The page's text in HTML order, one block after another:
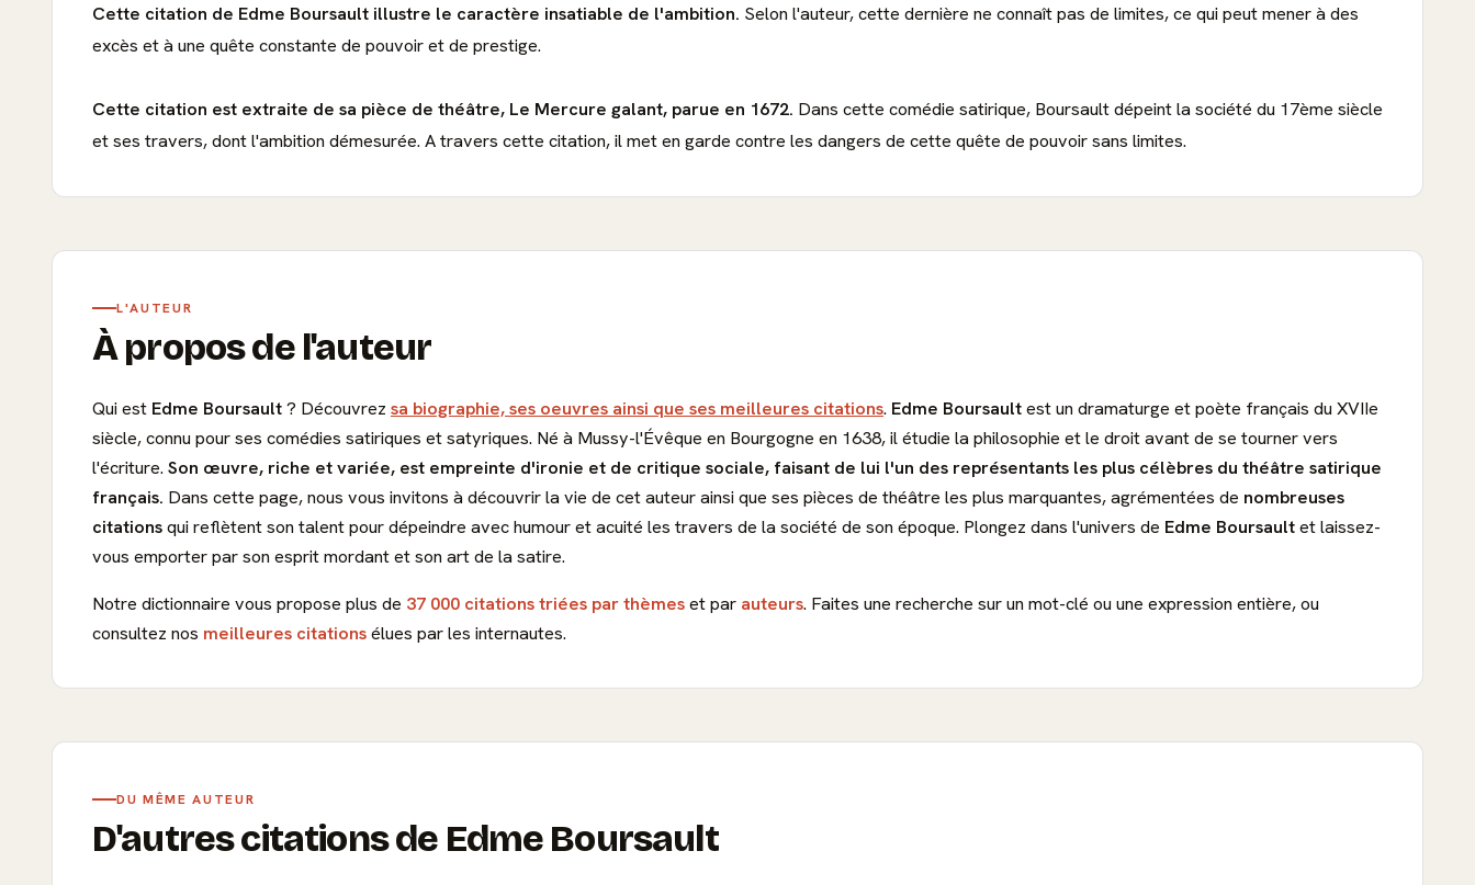
Cette citation de Edme Boursault illustre le caractère insatiable de l'ambition. Selon l'auteur, cette dernière ne connaît pas de limites, ce qui peut mener à des
excès et à une quête constante de pouvoir et de prestige.
Cette citation est extraite de sa pièce de théâtre, Le Mercure galant, parue en 1672. Dans cette comédie satirique, Boursault dépeint la société du 17ème siècle
et ses travers, dont l'ambition démesurée. A travers cette citation, il met en garde contre les dangers de cette quête de pouvoir sans limites.
L'AUTEUR
À propos de l'auteur
Qui est Edme Boursault? Découvrez sa biographie, ses oeuvres ainsi que ses meilleures citations. Edme Boursaultest un dramaturge et poète français du XVIIe
siècle, connu pour ses comédies satiriques et satyriques. Né à Mussy-l'Évêque en Bourgogne en 1638, il étudie la philosophie et le droit avant de se tourner vers
l'écriture. Son œuvre, riche et variée, est empreinte d'ironie et de critique sociale, faisant de lui l'un des représentants les plus célèbres du théâtre satirique
français. Dans cette page, nous vous invitons à découvrir la vie de cet auteur ainsi que ses pièces de théâtre les plus marquantes, agrémentées de nombreuses
citationsqui reflètent son talent pour dépeindre avec humour et acuité les travers de la société de son époque. Plongez dans l'univers de Edme Boursaultet laissez-
vous emporter par son esprit mordant et son art de la satire.
Notre dictionnaire vous propose plus de 37 000 citations triées par thèmeset par auteurs. Faites une recherche sur un mot-clé ou une expression entière, ou
consultez nos meilleures citationsélues par les internautes.
DU MÊME AUTEUR
D'autres citations de Edme Boursault